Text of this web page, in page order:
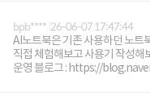
bpb**** 26-06-07 17:47:44
AI노트북은 기존 사용하던 노트
직접 체험해보고 사용기 작성해
운영 블로그 : https://